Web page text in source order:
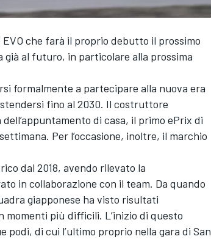
che farà il proprio debutto il prossimo
al futuro, in particolare alla prossima
formalmente a partecipare alla nuova era
fino al 2030. Il costruttore
di casa, il primo ePrix di
Per l’occasione, inoltre, il marchio
dal 2018, avendo rilevato la
in collaborazione con il team. Da quando
giapponese ha visto risultati
momenti più difficili. L’inizio di questo
di cui l’ultimo proprio nella gara di San